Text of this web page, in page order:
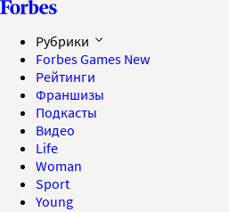
Рубрики
Forbes Games New
Рейтинги
Франшизы
Подкасты
Видео
Life
Woman
Sport
Young